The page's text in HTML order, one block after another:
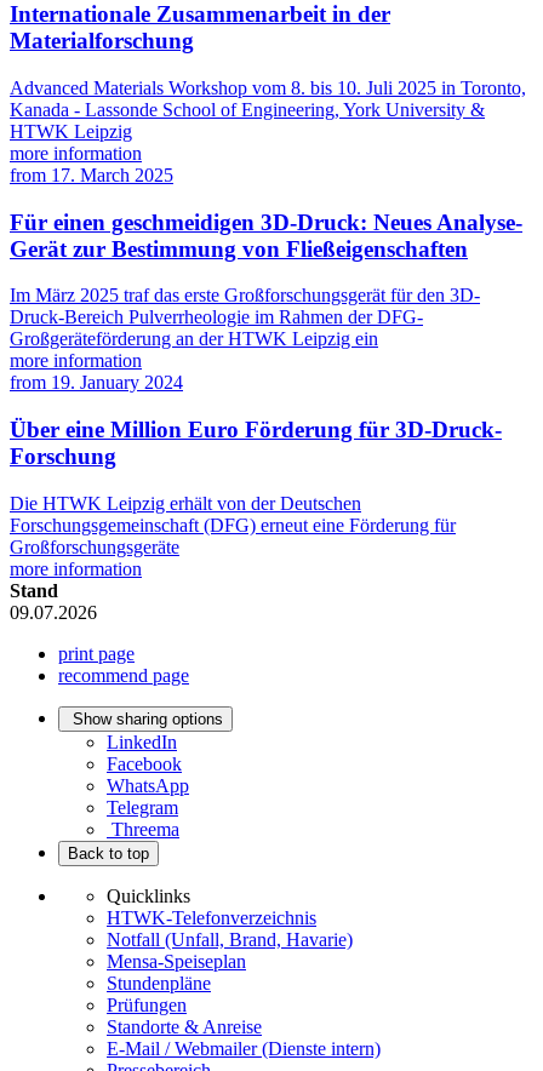
Internationale Zusammenarbeit in der
Materialforschung
Advanced Materials Workshop vom 8. bis 10. Juli 2025 in Toronto,
Kanada - Lassonde School of Engineering, York University &
HTWK Leipzig
more information
from 17. March 2025
Für einen geschmeidigen 3D-Druck: Neues Analyse-
Gerät zur Bestimmung von Fließeigenschaften
Im März 2025 traf das erste Großforschungsgerät für den 3D-
Druck-Bereich Pulverrheologie im Rahmen der DFG-
Großgeräteförderung an der HTWK Leipzig ein
more information
from 19. January 2024
Über eine Million Euro Förderung für 3D-Druck-
Forschung
Die HTWK Leipzig erhält von der Deutschen
Forschungsgemeinschaft (DFG) erneut eine Förderung für
Großforschungsgeräte
more information
Stand
09.07.2026
print page
recommend page
Show sharing options
LinkedIn
Facebook
WhatsApp
Telegram
Threema
Back to top
Quicklinks
HTWK-Telefonverzeichnis
Notfall (Unfall, Brand, Havarie)
Mensa-Speiseplan
Stundenpläne
Prüfungen
Standorte & Anreise
E-Mail / Webmailer (Dienste intern)